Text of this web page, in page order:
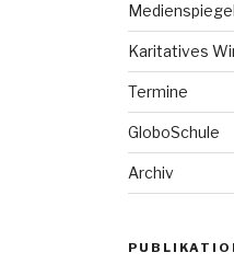
Medienspiegel
Karitatives
Termine
GloboSchule
Archiv